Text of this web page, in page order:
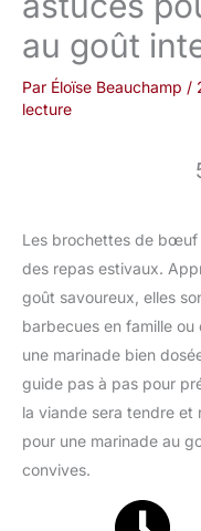
au goût
Par Éloïse Beauchamp /
lecture
Les brochettes de bœuf
des repas estivaux.
goût savoureux, elles
barbecues en famille ou
une marinade bien
guide pas à pas pour
la viande sera tendre et
pour une marinade au
convives.